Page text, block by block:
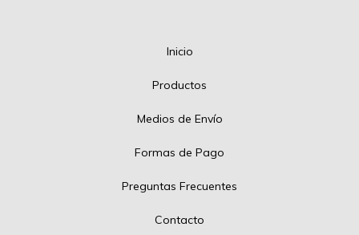
Inicio
Productos
Medios de Envío
Formas de Pago
Preguntas Frecuentes
Contacto